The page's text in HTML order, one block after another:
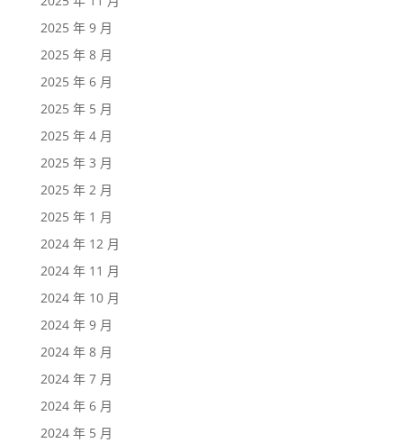
2025 年 9 月
2025 年 8 月
2025 年 6 月
2025 年 5 月
2025 年 4 月
2025 年 3 月
2025 年 2 月
2025 年 1 月
2024 年 12 月
2024 年 11 月
2024 年 10 月
2024 年 9 月
2024 年 8 月
2024 年 7 月
2024 年 6 月
2024 年 5 月